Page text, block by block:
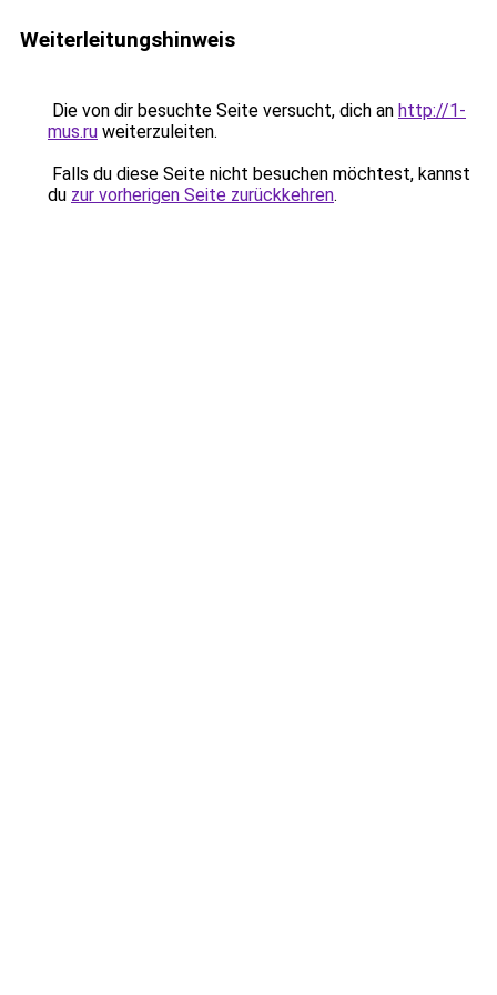
Weiterleitungshinweis
Die von dir besuchte Seite versucht, dich an http://1-
mus.ru weiterzuleiten.
Falls du diese Seite nicht besuchen möchtest, kannst
du zur vorherigen Seite zurückkehren.